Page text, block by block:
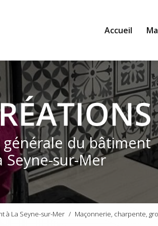
Accueil
générale du bâtiment
Seyne-sur-Mer
à La Seyne-sur-Mer
Maçonnerie, charpente,